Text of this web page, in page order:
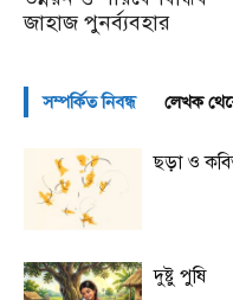
জাহাজ পুনর্ব্যবহার
সম্পর্কিত নিবন্ধ লেখক
ছড়া ও
দুষ্টু পুষি